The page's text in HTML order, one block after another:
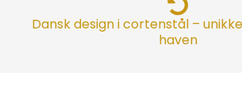
Dansk design i cortenstål –
haven